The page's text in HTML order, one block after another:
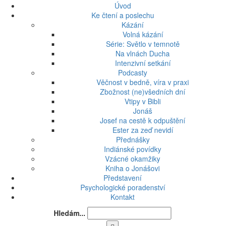
Úvod
Ke čtení a poslechu
Kázání
Volná kázání
Série: Světlo v temnotě
Na vlnách Ducha
Intenzivní setkání
Podcasty
Věčnost v bedně, víra v praxi
Zbožnost (ne)všedních dní
Vtipy v Bibli
Jonáš
Josef na cestě k odpuštění
Ester za zeď nevidí
Přednášky
Indiánské povídky
Vzácné okamžiky
Kniha o Jonášovi
Představení
Psychologické poradenství
Kontakt
Hledám...